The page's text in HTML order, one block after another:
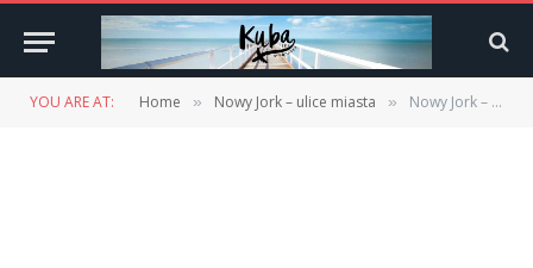
YOU ARE AT: Home » Nowy Jork – ulice miasta » Nowy Jork – ulice miasta